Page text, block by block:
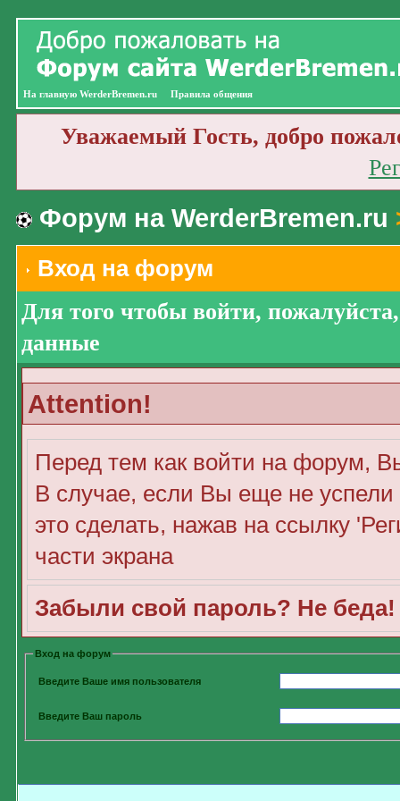
На главную WerderBremen.ru Правила общения
Уважаемый Гость, добро
Форум на WerderBremen.ru
Вход на форум
Для того чтобы войти,
данные
Attention!
Перед тем как войти на форум,
В случае, если Вы еще не успели
это сделать, нажав на ссылку
части экрана
Забыли свой пароль? Не
Вход на форум
Введите Ваше имя пользователя
Введите Ваш пароль